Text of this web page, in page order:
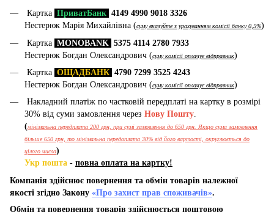
Картка ПриватБанк 4149 4990 9018 3326
Нестерюк Марія Михайлівна (суму вказуйте з урахуванням комісії банку 0,5%)
Картка MONOBANK 5375 4114 2780 7933
Нестерюк Богдан Олександрович (суму комісії оплачує відправник)
Картка ОЩАДБАНК 4790 7299 3525 4243
Нестерюк Богдан Олександрович (суму комісії оплачує відправник)
Накладний платіж по частковій передплаті на картку в розмірі
30% від суми замовлення через Нову Пошту.
(мінімальна передплата 200 грн, при сумі замовлення до 650 грн. Якщо сума замовлення
більше 650 грн, то мінімальна передоплата 30% від його вартості, округлюється до
цілого числа)
Укр пошта - повна оплата на картку!
Компанія здійснює повернення та обмін товарів належної
якості згідно Закону «Про захист прав споживачів».
Обмін та повернення товарів здійснюється поштовою